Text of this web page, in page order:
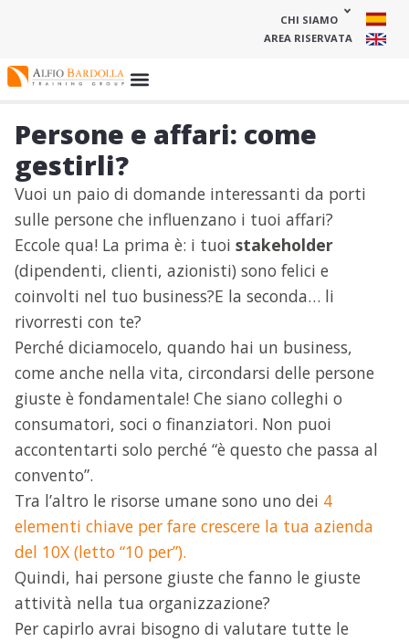
CHI SIAMO
AREA RISERVATA
Persone e affari: come
gestirli?
Vuoi un paio di domande interessanti da porti
sulle persone che influenzano i tuoi affari?
Eccole qua! La prima è: i tuoi stakeholder
(dipendenti, clienti, azionisti) sono felici e
coinvolti nel tuo business?E la seconda… li
rivorresti con te?
Perché diciamocelo, quando hai un business,
come anche nella vita, circondarsi delle persone
giuste è fondamentale! Che siano colleghi o
consumatori, soci o finanziatori. Non puoi
accontentarti solo perché “è questo che passa al
convento”.
Tra l’altro le risorse umane sono uno dei 4
elementi chiave per fare crescere la tua azienda
del 10X (letto “10 per”).
Quindi, hai persone giuste che fanno le giuste
attività nella tua organizzazione?
Per capirlo avrai bisogno di valutare tutte le